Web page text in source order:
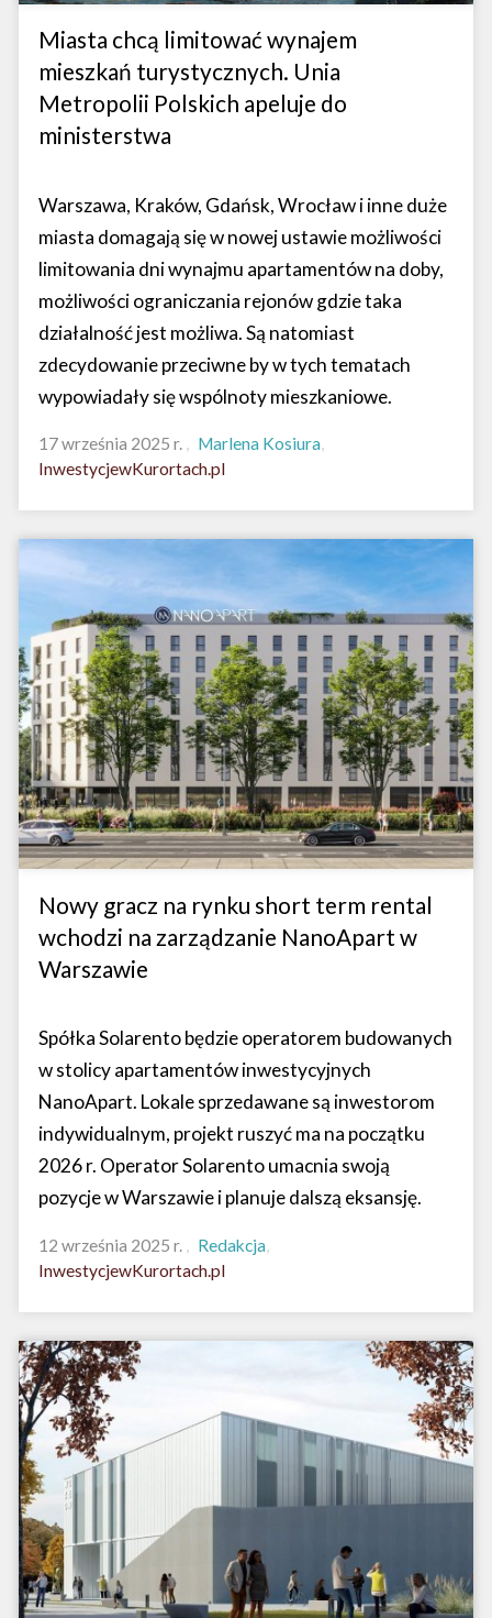
Miasta chcą limitować wynajem
mieszkań turystycznych. Unia
Metropolii Polskich apeluje do
ministerstwa
Warszawa, Kraków, Gdańsk, Wrocław i inne duże
miasta domagają się w nowej ustawie możliwości
limitowania dni wynajmu apartamentów na doby,
możliwości ograniczania rejonów gdzie taka
działalność jest możliwa. Są natomiast
zdecydowanie przeciwne by w tych tematach
wypowiadały się wspólnoty mieszkaniowe.
17 września 2025 r.
Marlena Kosiura
InwestycjewKurortach.pl
Nowy gracz na rynku short term rental
wchodzi na zarządzanie NanoApart w
Warszawie
Spółka Solarento będzie operatorem budowanych
w stolicy apartamentów inwestycyjnych
NanoApart. Lokale sprzedawane są inwestorom
indywidualnym, projekt ruszyć ma na początku
2026 r. Operator Solarento umacnia swoją
pozycje w Warszawie i planuje dalszą eksansję.
12 września 2025 r.
Redakcja
InwestycjewKurortach.pl